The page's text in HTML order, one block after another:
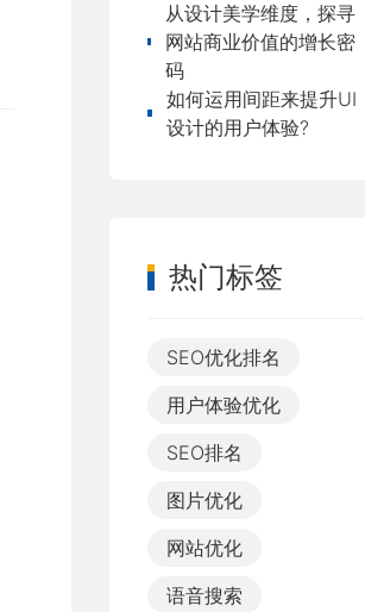
从设计美学维度，探寻
网站商业价值的增长密
码
如何运用间距来提升UI
设计的用户体验?
热门标签
SEO优化排名
用户体验优化
SEO排名
图片优化
网站优化
语音搜索